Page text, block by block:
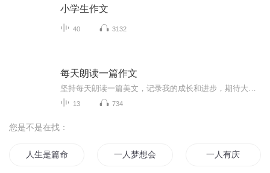
小学生作文
40 3132
每天朗读一篇作文
13 734
您是不是在找：
人生是篇命题作文 一人梦想会写作的人 一人有庆